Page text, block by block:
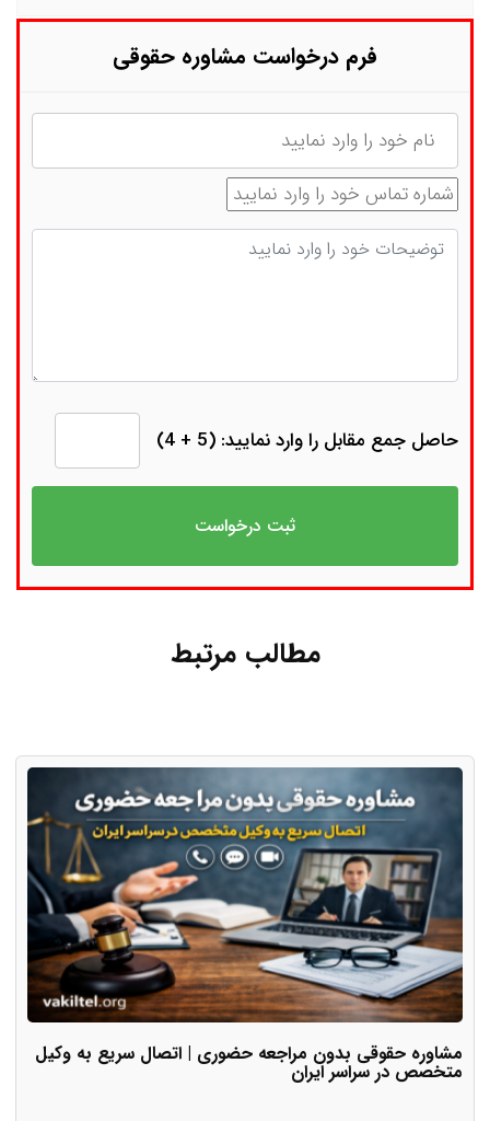
فرم درخواست مشاوره حقوقی
نام
شماره تماس
توضیحات
حاصل جمع مقابل را وارد نمایید: (5 + 4)
مطالب مرتبط
مشاوره حقوقی بدون مراجعه حضوری | اتصال سریع به وکیل
متخصص در سراسر ایران